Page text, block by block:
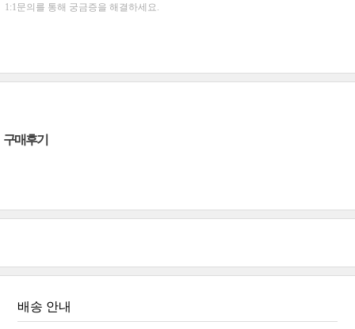
1:1문의를 통해 궁금증을 해결하세요.
구매후기
배송 안내